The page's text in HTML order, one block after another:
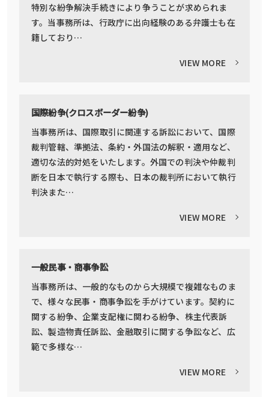
特別な紛争解決手続きにより争うことが求められま
す。当事務所は、行政庁に出向経験のある弁護士も在
籍しており…
VIEW MORE
国際紛争(クロスボーダー紛争)
当事務所は、国際取引に関連する訴訟において、国際
裁判管轄、準拠法、条約・外国法の解釈・適用など、
適切な法的対処をいたします。外国での判決や仲裁判
断を日本で執行する際も、日本の裁判所において執行
判決また…
VIEW MORE
一般民事・商事争訟
当事務所は、一般的なものから大規模で複雑なものま
で、様々な民事・商事争訟を手がけています。契約に
関する紛争、企業支配権に関わる紛争、株主代表訴
訟、製造物責任訴訟、金融取引に関する争訟など、広
範で多様な…
VIEW MORE